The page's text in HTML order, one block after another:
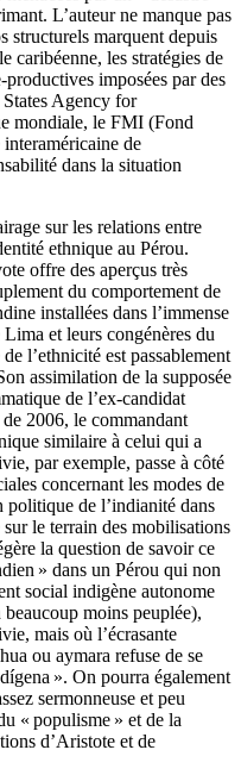
L’auteur ne manque pas
structurels marquent depuis
caribéenne, les stratégies de
imposées par des
Agency for
mondiale, le FMI (Fond
de
dans la situation
sur les relations entre
ethnique au Pérou.
offre des aperçus très
du comportement de
installées dans l’immense
et leurs congénères du
l’ethnicité est passablement
assimilation de la supposée
de l’ex-candidat
2006, le commandant
similaire à celui qui a
par exemple, passe à côté
concernant les modes de
politique de l’indianité dans
le terrain des mobilisations
la question de savoir ce
» dans un Pérou qui non
social indigène autonome
moins peuplée),
mais où l’écrasante
ou aymara refuse de se
». On pourra également
sermonneuse et peu
« populisme » et de la
d’Aristote et de